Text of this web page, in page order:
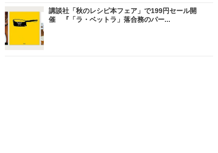
講談社「秋のレシピ本フェア」で199円セール開
催 『「ラ・ベットラ」落合務のパー...